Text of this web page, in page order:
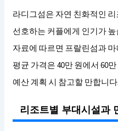
라디그섬은 자연 친화적인
선호하는 커플에게 인기가
자료에 따르면 프랄린섬과
평균 가격은 40만 원에서 60
예산 계획 시 참고할 만합니다.
리조트별 부대시설과